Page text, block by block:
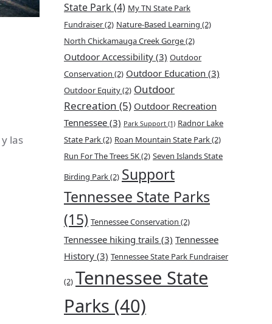
y las
State Park(4) My TN State Park
Fundraiser(2) Nature-Based Learning (2)
North Chickamauga Creek Gorge(2)
Outdoor Accessibility (3) Outdoor
Conservation (2) Outdoor Education (3)
Outdoor Equity(2) Outdoor
Recreation (5) Outdoor Recreation
Tennessee (3) Park Support (1) Radnor Lake
State Park(2) Roan Mountain State Park(2)
Run For The Trees 5K(2) Seven Islands State
Birding Park(2) Support
Tennessee State Parks
(15) Tennessee Conservation (2)
Tennessee hiking trails (3) Tennessee
History (3) Tennessee State Park Fundraiser
(2) Tennessee State
Parks (40)